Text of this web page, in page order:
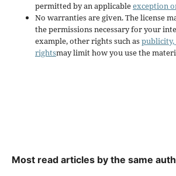
permitted by an applicableexception
No warranties are given. The license
the permissions necessary for your
example, other rights such as
rightsmay limit how you use the
Most read articles by the same